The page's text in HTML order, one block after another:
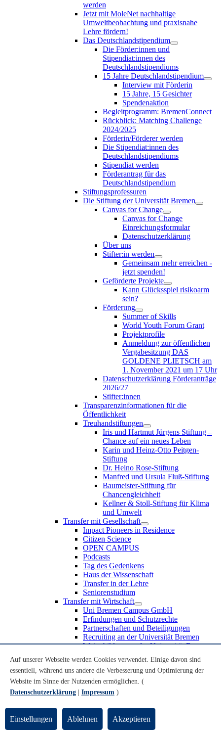
werden
Jetzt mit MoleNet nachhaltige
Umweltbeobachtung und praxisnahe
Lehre fördern!
Das Deutschlandstipendium
Die Förder:innen und
Stipendiat:innen des
Deutschlandstipendiums
15 Jahre Deutschlandstipendium
Interview mit Förderin
15 Jahre, 15 Gesichter
Spendenaktion
Begleitprogramm: BremenConnect
Rückblick: Matching Challenge
2024/2025
Förderin/Förderer werden
Die Stipendiat:innen des
Deutschlandstipendiums
Stipendiat werden
Förderantrag für das
Deutschlandstipendium
Stiftungsprofessuren
Die Stiftung der Universität Bremen
Canvas for Change
Canvas for Change
Einreichungsformular
Datenschutzerklärung
Über uns
Stifter:in werden
Gemeinsam mehr erreichen -
jetzt spenden!
Geförderte Projekte
Kann Glücksspiel risikoarm
sein?
Förderung
Summer of Skills
World Youth Forum Grant
Projektprofile
Anmeldung zur öffentlichen
Vergabesitzung DAS
GOLDENE PLIETSCH am
1. November 2021 um 17 Uhr
Datenschutzerklärung Förderanträge
2026/27
Stifter:innen
Transparenzinformationen für die
Öffentlichkeit
Treuhandstiftungen
Iris und Hartmut Jürgens Stiftung –
Chance auf ein neues Leben
Karin und Heinz-Otto Peitgen-
Stiftung
Dr. Heino Rose-Stiftung
Manfred und Ursula Fluß-Stiftung
Baumeister-Stiftung für
Chancengleichheit
Kellner & Stoll-Stiftung für Klima
und Umwelt
Transfer mit Gesellschaft
Impact Pioneers in Residence
Citizen Science
OPEN CAMPUS
Podcasts
Tag des Gedenkens
Haus der Wissenschaft
Transfer in der Lehre
Seniorenstudium
Transfer mit Wirtschaft
Uni Bremen Campus GmbH
Erfindungen und Schutzrechte
Partnerschaften und Beteiligungen
Recruiting an der Universität Bremen
Weiterbildung an der Universität Bremen
Schülerinnen und Schüler
MINT-Schnupperstudium
Schulklassen
Lehrkräfte
UniTransfer - Servicestelle für Transferaktivitäten
Transfermagazin der Universität Bremen
Auf unserer Webseite werden Cookies verwendet. Einige davon sind
essentiell, während uns andere die Verbesserung und Optimierung der
Website im Sinne der Nutzenden ermöglichen. (
Datenschutzerklärung
Impressum )
Einstellungen Ablehnen Akzeptieren